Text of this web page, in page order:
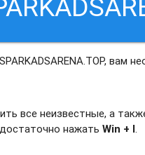
вам
все неизвестные, а
достаточно нажатьWin + I.